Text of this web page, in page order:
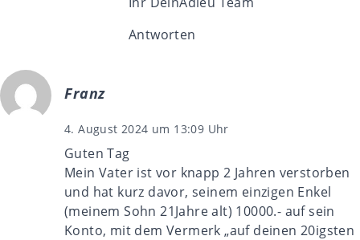
Antworten
Franz
4. August 2024 um 13:09 Uhr
Guten Tag
Mein Vater ist vor knapp 2 Jahren verstorben
und hat kurz davor, seinem einzigen Enkel
(meinem Sohn 21Jahre alt) 10000.- auf sein
Konto, mit dem Vermerk „auf deinen 20igsten